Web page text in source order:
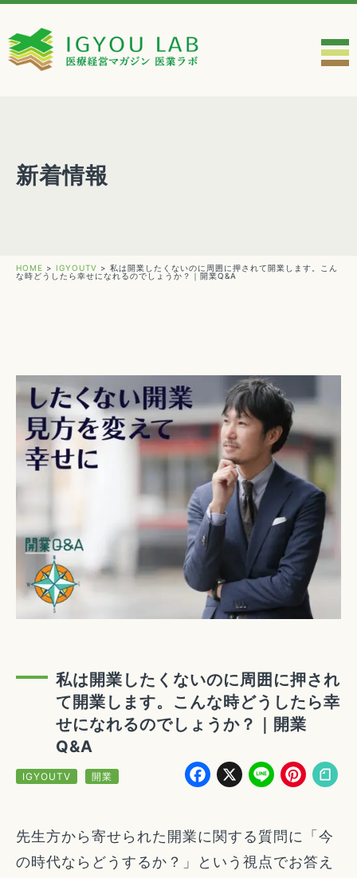
新着情報
HOME > IGYOUTV > 私は開業したくないのに周囲に押されて開業します。こん
な時どうしたら幸せになれるのでしょうか？｜開業Q&A
私は開業したくないのに周囲に押され
て開業します。こんな時どうしたら幸
せになれるのでしょうか？｜開業
Q&A
IGYOUTV 開業 Facebook
X Line
先生方から寄せられた開業に関する質問に「今
の時代ならどうするか？」という視点でお答え